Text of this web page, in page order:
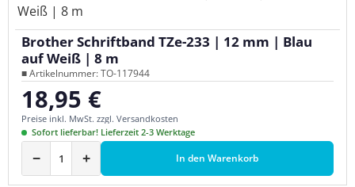
Brother Schriftband TZe-233 | 12 mm | Blau
auf Weiß | 8 m
■ Artikelnummer: TO-117944
Regulärer Preis:
18,95 €
Preise inkl. MwSt. zzgl. Versandkosten
Sofort lieferbar! Lieferzeit 2-3 Werktage
− + In den Warenkorb